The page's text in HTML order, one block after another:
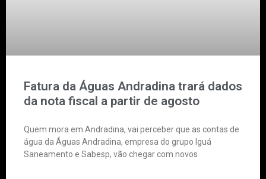
Fatura da Águas Andradina trará dados
da nota fiscal a partir de agosto
Quem mora em Andradina, vai perceber que as contas de
água da Águas Andradina, empresa do grupo Iguá
Saneamento e Sabesp, vão chegar com novos